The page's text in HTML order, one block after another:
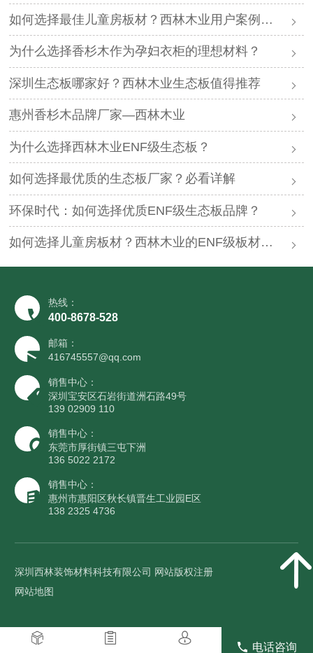
如何选择最佳儿童房板材？西林木业用户案例分享
为什么选择香杉木作为孕妇衣柜的理想材料？
深圳生态板哪家好？西林木业生态板值得推荐
惠州香杉木品牌厂家—西林木业
为什么选择西林木业ENF级生态板？
如何选择最优质的生态板厂家？必看详解
环保时代：如何选择优质ENF级生态板品牌？
如何选择儿童房板材？西林木业的ENF级板材够好么？
热线：
400-8678-528
邮箱：
416745557@qq.com
销售中心：
深圳宝安区石岩街道洲石路49号
139 02909 110
销售中心：
东莞市厚街镇三屯下洲
136 5022 2172
销售中心：
惠州市惠阳区秋长镇晋生工业园E区
138 2325 4736
深圳西林装饰材料科技有限公司 网站版权注册
网站地图
电话咨询